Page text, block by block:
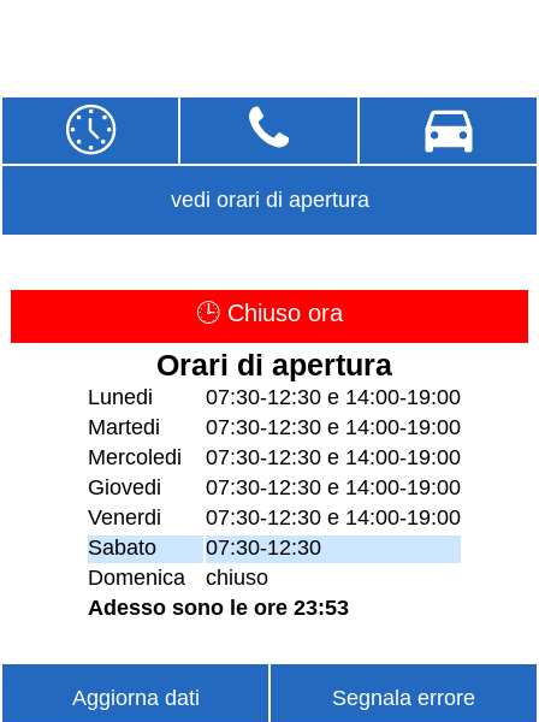
vedi orari di apertura
🕒 Chiuso ora
Orari di apertura
Lunedi
07:30-12:30 e 14:00-19:00
Martedi
07:30-12:30 e 14:00-19:00
Mercoledi
07:30-12:30 e 14:00-19:00
Giovedi
07:30-12:30 e 14:00-19:00
Venerdi
07:30-12:30 e 14:00-19:00
Sabato
07:30-12:30
Domenica
chiuso
Adesso sono le ore 23:53
Aggiorna dati Segnala errore